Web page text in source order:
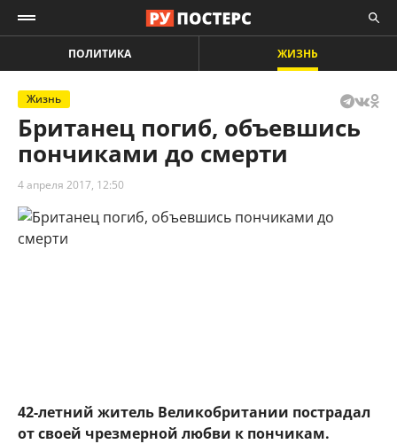
ПОЛИТИКА ЖИЗНЬ
Жизнь
Британец погиб, объевшись
пончиками до смерти
4 апреля 2017, 12:50
42-летний житель Великобритании пострадал
от своей чрезмерной любви к пончикам.